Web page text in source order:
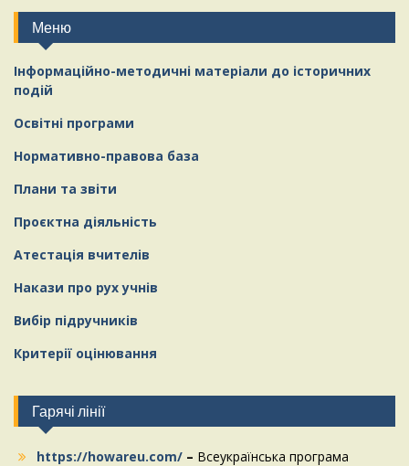
Меню
Інформаційно-методичні матеріали до історичних
подій
Освітні програми
Нормативно-правова база
Плани та звіти
Проєктна діяльність
Атестація вчителів
Накази про рух учнів
Вибір підручників
Критерії оцінювання
Гарячі лінії
https://howareu.com/ – Всеукраїнська програма